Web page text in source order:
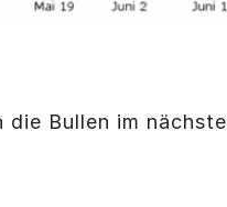
Bullen im